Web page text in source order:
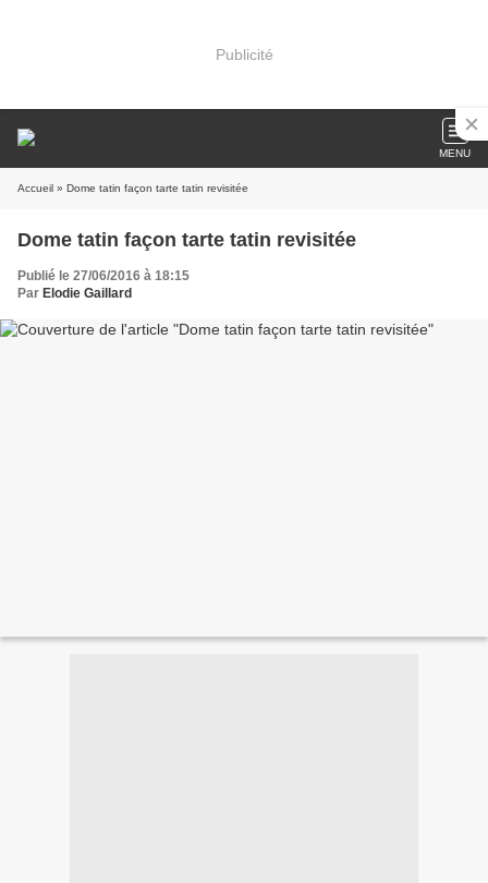
Publicité
MENU
Accueil » Dome tatin façon tarte tatin revisitée
Dome tatin façon tarte tatin revisitée
Publié le 27/06/2016 à 18:15
Par Elodie Gaillard